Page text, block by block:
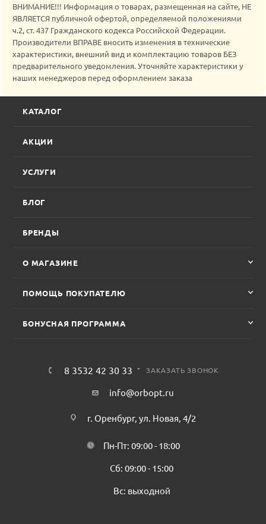
ВНИМАНИЕ!!! Информация о товарах, размещенная на сайте, НЕ
ЯВЛЯЕТСЯ публичной офертой, определяемой положениями
ч.2, ст. 437 Гражданского кодекса Российской Федерации.
Производители ВПРАВЕ вносить изменения в технические
характеристики, внешний вид и комплектацию товаров БЕЗ
предварительного уведомления. Уточняйте характеристики у
наших менеджеров перед оформлением заказа
КАТАЛОГ
АКЦИИ
УСЛУГИ
БЛОГ
БРЕНДЫ
О МАГАЗИНЕ
ПОМОЩЬ ПОКУПАТЕЛЮ
БОНУСНАЯ ПРОГРАММА
8 3532 42 30 33 ЗАКАЗАТЬ ЗВОНОК
info@orbopt.ru
г. Оренбург, ул. Новая, 4/2
Пн-Пт: 09:00 - 18:00
Сб: 09:00 - 15:00
Вс: выходной